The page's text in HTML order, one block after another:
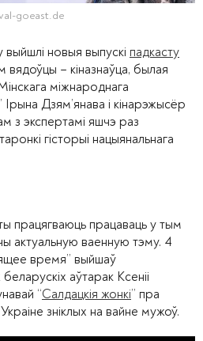
goeast.de
выйшлі новыя выпускі падкасту
вядоўцы – кіназнаўца, былая
міжнароднага
Ірына Дзям’янава і кінарэжысёр
з экспертамі яшчэ раз
гісторыі нацыянальнага
працягваюць працаваць у тым
актуальную ваенную тэму. 4
время” выйшаў
аўтарак Ксеніі
“Салдацкія жонкі” пра
зніклых на вайне мужоў.